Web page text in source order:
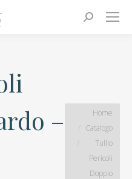
Search:
–
You are here:
Home
Catalogo
Tullio
Pericoli
Doppio